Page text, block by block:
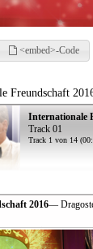
<embed>-Code
2016—